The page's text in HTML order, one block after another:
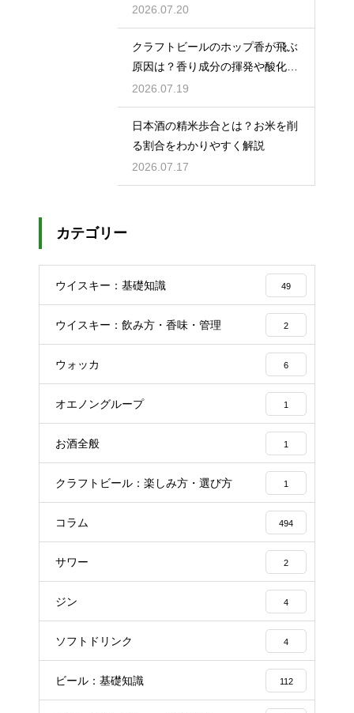
のコツ
2026.07.20
クラフトビールのホップ香が飛ぶ
原因は？香り成分の揮発や酸化で
失われる理由を解説
2026.07.19
日本酒の精米歩合とは？お米を削
る割合をわかりやすく解説
2026.07.17
カテゴリー
ウイスキー：基礎知識 49
ウイスキー：飲み方・香味・管理 2
ウォッカ 6
オエノングループ 1
お酒全般 1
クラフトビール：楽しみ方・選び方 1
コラム 494
サワー 2
ジン 4
ソフトドリンク 4
ビール：基礎知識 112